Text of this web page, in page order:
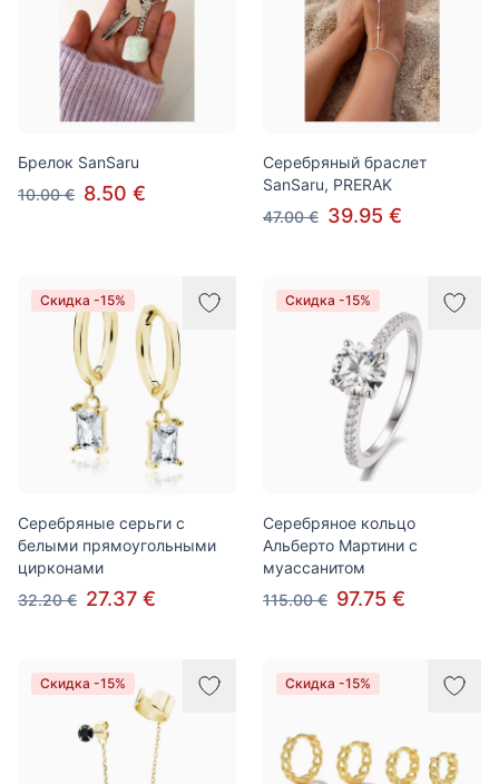
Брелок SanSaru
10.00 € 8.50 €
Серебряный браслет
SanSaru, PRERAK
47.00 € 39.95 €
Скидка -15%
Серебряные серьги с
белыми прямоугольными
цирконами
32.20 € 27.37 €
Скидка -15%
Серебряное кольцо
Альберто Мартини с
муассанитом
115.00 € 97.75 €
Скидка -15% Скидка -15%